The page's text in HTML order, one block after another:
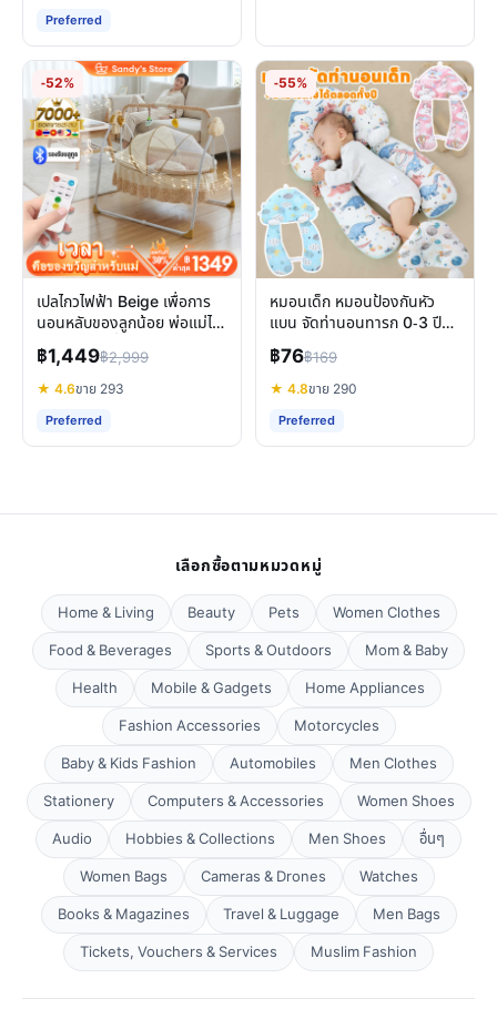
Preferred
-52%
เปลไกวไฟฟ้า Beige เพื่อการ
นอนหลับของลูกน้อย พ่อแม่ได้
พักผ่อนเต็มที่
฿1,449฿2,999
★ 4.6ขาย 293
Preferred
-55%
หมอนเด็ก หมอนป้องกันหัว
แบน จัดท่านอนทารก 0-3 ปี
นุ่มสบายเหมือนแม่กอด
฿76฿169
★ 4.8ขาย 290
Preferred
เลือกซื้อตามหมวดหมู่
Home & Living Beauty Pets
Women Clothes
Food & Beverages
Sports & Outdoors
Mom & Baby
Health
Mobile & Gadgets
Home Appliances
Fashion Accessories
Motorcycles
Baby & Kids Fashion
Automobiles
Men Clothes
Stationery
Computers & Accessories
Women Shoes
Audio
Hobbies & Collections Men Shoes
อื่นๆ
Women Bags
Cameras & Drones
Watches
Books & Magazines
Travel & Luggage
Men Bags
Tickets, Vouchers & Services
Muslim Fashion